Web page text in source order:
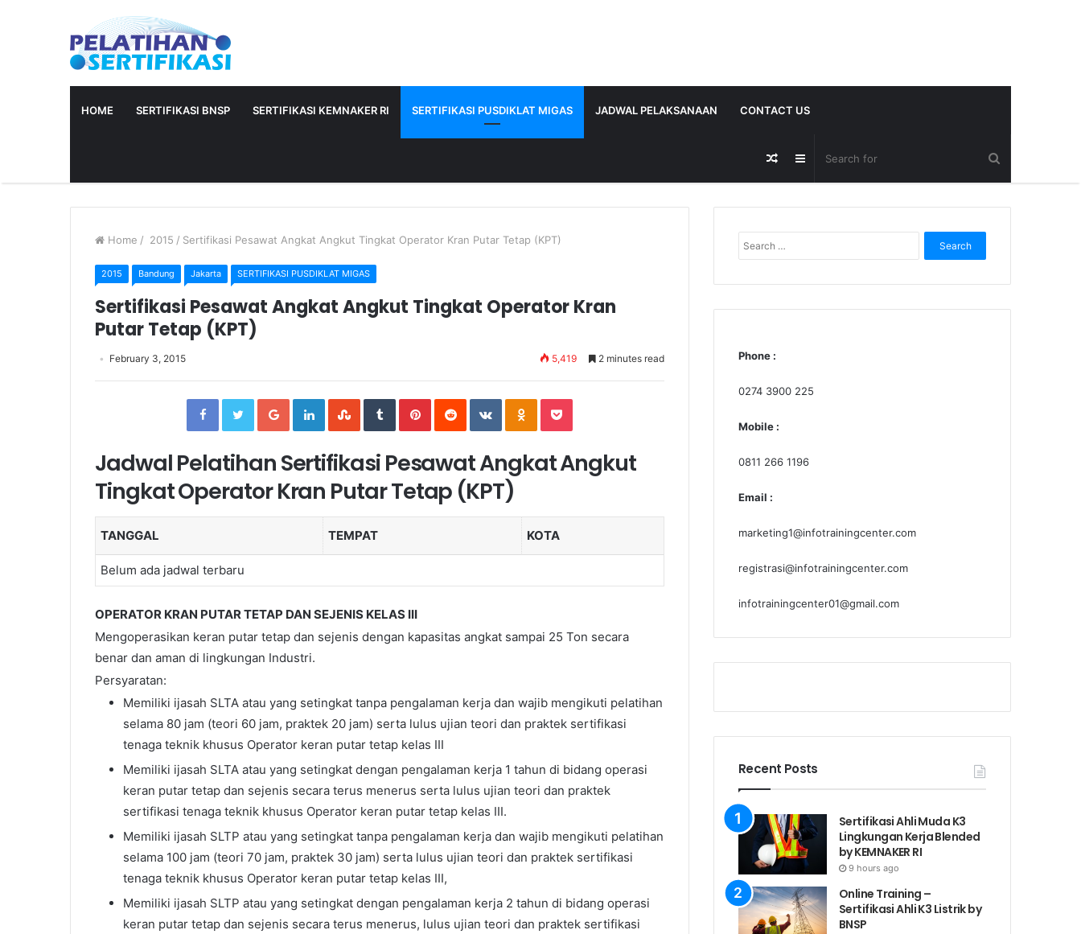
HOME SERTIFIKASI BNSP SERTIFIKASI KEMNAKER RI SERTIFIKASI PUSDIKLAT MIGAS JADWAL PELAKSANAAN CONTACT US
Sidebar
Random
Post
Home / 2015 / Sertifikasi Pesawat Angkat Angkut Tingkat Operator Kran Putar Tetap (KPT)
2015 Bandung Jakarta SERTIFIKASI PUSDIKLAT MIGAS
Sertifikasi Pesawat Angkat Angkut Tingkat Operator Kran
Putar Tetap (KPT)
February 3, 2015 5,419 2 minutes read
FacebookTwitterGoogle+LinkedInStumbleUpon
TumblrPinterestReddit VKontakteOdnoklassniki
Pocket
Jadwal Pelatihan Sertifikasi Pesawat Angkat Angkut
Tingkat Operator Kran Putar Tetap (KPT)
TANGGAL TEMPAT KOTA
Belum ada jadwal terbaru
OPERATOR KRAN PUTAR TETAP DAN SEJENIS KELAS III
Mengoperasikan keran putar tetap dan sejenis dengan kapasitas angkat sampai 25 Ton secara
benar dan aman di lingkungan Industri.
Persyaratan:
Memiliki ijasah SLTA atau yang setingkat tanpa pengalaman kerja dan wajib mengikuti pelatihan
selama 80 jam (teori 60 jam, praktek 20 jam) serta lulus ujian teori dan praktek sertifikasi
tenaga teknik khusus Operator keran putar tetap kelas III
Memiliki ijasah SLTA atau yang setingkat dengan pengalaman kerja 1 tahun di bidang operasi
keran putar tetap dan sejenis secara terus menerus serta lulus ujian teori dan praktek
sertifikasi tenaga teknik khusus Operator keran putar tetap kelas III.
Memiliki ijasah SLTP atau yang setingkat tanpa pengalaman kerja dan wajib mengikuti pelatihan
selama 100 jam (teori 70 jam, praktek 30 jam) serta lulus ujian teori dan praktek sertifikasi
tenaga teknik khusus Operator keran putar tetap kelas III,
Memiliki ijasah SLTP atau yang setingkat dengan pengalaman kerja 2 tahun di bidang operasi
keran putar tetap dan sejenis secara terus menerus, lulus ujian teori dan praktek sertifikasi
for:
Phone :
0274 3900 225
Mobile :
0811 266 1196
Email :
marketing1@infotrainingcenter.com
registrasi@infotrainingcenter.com
infotrainingcenter01@gmail.com
Recent Posts
Sertifikasi Ahli Muda K3
Lingkungan Kerja Blended
by KEMNAKER RI
9 hours ago
Online Training –
Sertifikasi Ahli K3 Listrik by
BNSP